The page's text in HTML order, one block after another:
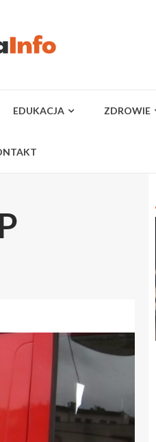
EDUKACJA ZDROWIE